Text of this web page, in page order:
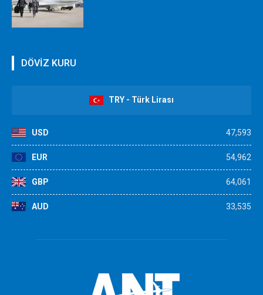
DÖVİZ KURU
TRY - Türk Lirası
USD 47,593
EUR 54,962
GBP 64,061
AUD 33,535